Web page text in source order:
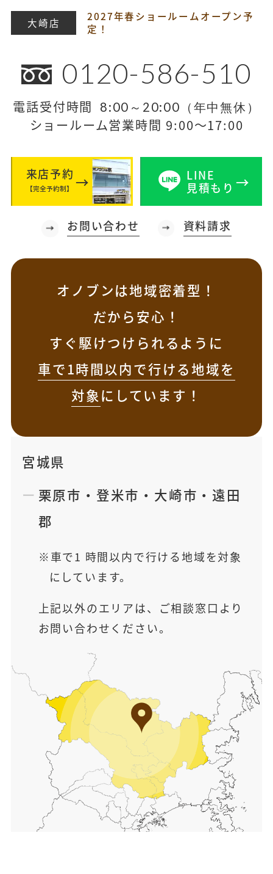
大崎店
2027年春ショールームオープン予
定！
0120-586-510
電話受付時間 8:00～20:00（年中無休）
ショールーム営業時間 9:00～17:00
来店予約
【完全予約制】
LINE
見積もり
お問い合わせ 資料請求
オノブンは地域密着型！
だから安心！
すぐ駆けつけられるように
車で1時間以内で行ける地域を
対象にしています！
宮城県
栗原市 ・ 登米市 ・ 大崎市 ・ 遠田
郡
車で1 時間以内で行ける地域を対象
にしています。
上記以外のエリアは、ご相談窓口より
お問い合わせください。